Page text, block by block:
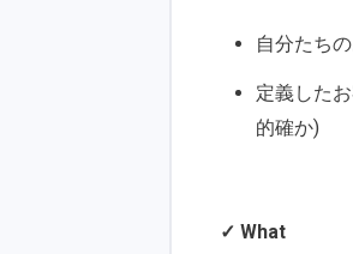
自分たち
定義した
的確か)
✓ What